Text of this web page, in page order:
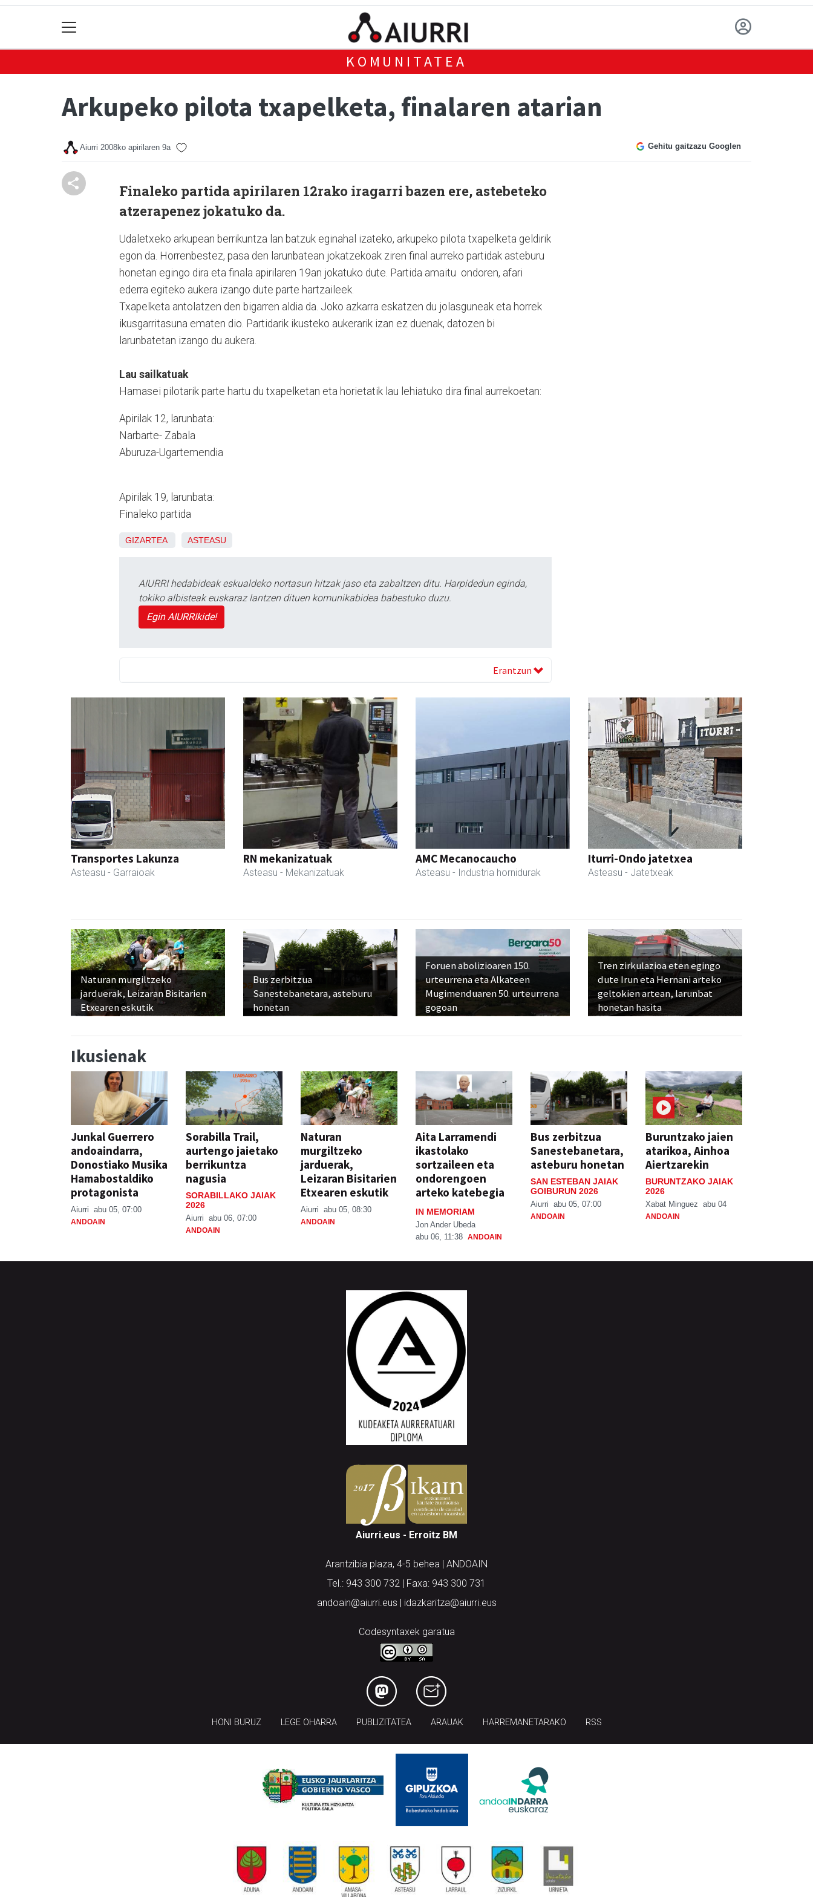
KOMUNITATEA
Arkupeko pilota txapelketa, finalaren atarian
Aiurri 2008ko apirilaren 9a Gehitu gaitzazu Googlen
Finaleko partida apirilaren 12rako iragarri bazen ere, astebeteko
atzerapenez jokatuko da.
Udaletxeko arkupean berrikuntza lan batzuk eginahal izateko, arkupeko pilota txapelketa geldirik
egon da. Horrenbestez, pasa den larunbatean jokatzekoak ziren final aurreko partidak asteburu
honetan egingo dira eta finala apirilaren 19an jokatuko dute. Partida amaitu ondoren, afari
ederra egiteko aukera izango dute parte hartzaileek.
Txapelketa antolatzen den bigarren aldia da. Joko azkarra eskatzen du jolasguneak eta horrek
ikusgarritasuna ematen dio. Partidarik ikusteko aukerarik izan ez duenak, datozen bi
larunbatetan izango du aukera.
Lau sailkatuak
Hamasei pilotarik parte hartu du txapelketan eta horietatik lau lehiatuko dira final aurrekoetan:
Apirilak 12, larunbata:
Narbarte- Zabala
Aburuza-Ugartemendia
Apirilak 19, larunbata:
Finaleko partida
GIZARTEA ASTEASU
AIURRI hedabideak eskualdeko nortasun hitzak jaso eta zabaltzen ditu. Harpidedun eginda,
tokiko albisteak euskaraz lantzen dituen komunikabidea babestuko duzu.
Egin AIURRIkide!
Erantzun
Transportes Lakunza
Asteasu - Garraioak
RN mekanizatuak
Asteasu - Mekanizatuak
AMC Mecanocaucho
Asteasu - Industria hornidurak
Iturri-Ondo jatetxea
Asteasu - Jatetxeak
Naturan murgiltzeko
jarduerak, Leizaran Bisitarien
Etxearen eskutik
Bus zerbitzua
Sanestebanetara, asteburu
honetan
Foruen abolizioaren 150.
urteurrena eta Alkateen
Mugimenduaren 50. urteurrena
gogoan
Tren zirkulazioa eten egingo
dute Irun eta Hernani arteko
geltokien artean, larunbat
honetan hasita
Ikusienak
Junkal Guerrero
andoaindarra,
Donostiako Musika
Hamabostaldiko
protagonista
Aiurri abu 05, 07:00
ANDOAIN
Sorabilla Trail,
aurtengo jaietako
berrikuntza
nagusia
SORABILLAKO JAIAK
2026
Aiurri abu 06, 07:00
ANDOAIN
Naturan
murgiltzeko
jarduerak,
Leizaran Bisitarien
Etxearen eskutik
Aiurri abu 05, 08:30
ANDOAIN
Aita Larramendi
ikastolako
sortzaileen eta
ondorengoen
arteko katebegia
IN MEMORIAM
Jon Ander Ubeda
abu 06, 11:38 ANDOAIN
Bus zerbitzua
Sanestebanetara,
asteburu honetan
SAN ESTEBAN JAIAK
GOIBURUN 2026
Aiurri abu 05, 07:00
ANDOAIN
Buruntzako jaien
atarikoa, Ainhoa
Aiertzarekin
BURUNTZAKO JAIAK
2026
Xabat Minguez abu 04
ANDOAIN
Aiurri.eus - Erroitz BM
Arantzibia plaza, 4-5 behea | ANDOAIN
Tel.: 943 300 732 | Faxa: 943 300 731
andoain@aiurri.eus | idazkaritza@aiurri.eus
Codesyntaxek garatua
HONI BURUZ LEGE OHARRA PUBLIZITATEA ARAUAK HARREMANETARAKO RSS